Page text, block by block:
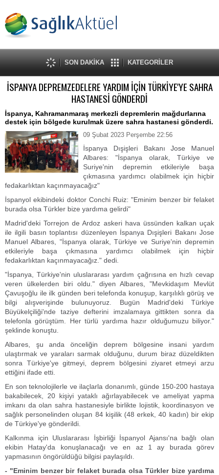
SON DAKİKA KATEGORİLER
İSPANYA DEPREMZEDELERE YARDIM İÇİN TÜRKİYE'YE SAHRA
HASTANESİ GÖNDERDİ
İspanya, Kahramanmaraş merkezli depremlerin mağdurlarına
destek için bölgede kurulmak üzere sahra hastanesi gönderdi.
09 Şubat 2023 Perşembe 22:56
İspanya Dışişleri Bakanı Jose Manuel
Albares: "İspanya olarak, Türkiye ve
Suriye'nin depremin etkileriyle başa
çıkmasına yardımcı olabilmek için hiçbir
fedakarlıktan kaçınmayacağız"
İspanyol ekibindeki doktor Conchi Ruiz: "Eminim benzer bir felaket
burada olsa Türkler bize yardıma gelirdi"
Madrid'deki Torrejon de Ardoz askeri hava üssünden kalkan uçak
ile ilgili basın toplantısı düzenleyen İspanya Dışişleri Bakanı Jose
Manuel Albares, "İspanya olarak, Türkiye ve Suriye'nin depremin
etkileriyle başa çıkmasına yardımcı olabilmek için hiçbir
fedakarlıktan kaçınmayacağız." dedi.
"İspanya, Türkiye'nin uluslararası yardım çağrısına en hızlı cevap
veren ülkelerden biri oldu." diyen Albares, "Mevkidaşım Mevlüt
Çavuşoğlu ile ilk günden beri telefonda konuşup, karşılıklı görüş ve
bilgi alışverişinde bulunuyoruz. Bugün Madrid'deki Türkiye
Büyükelçiliği'nde taziye defterini imzalamaya gittikten sonra da
telefonla görüştüm. Her türlü yardıma hazır olduğumuzu biliyor."
şeklinde konuştu.
Albares, şu anda önceliğin deprem bölgesine insani yardım
ulaştırmak ve yaraları sarmak olduğunu, durum biraz düzeldikten
sonra Türkiye'ye gitmeyi, deprem bölgesini ziyaret etmeyi arzu
ettiğini ifade etti.
En son teknolojilerle ve ilaçlarla donanımlı, günde 150-200 hastaya
bakabilecek, 20 kişiyi yataklı ağırlayabilecek ve ameliyat yapma
imkanı da olan sahra hastanesiyle birlikte lojistik, koordinasyon ve
sağlık personelinden oluşan 84 kişilik (48 erkek, 40 kadın) bir ekip
de Türkiye'ye gönderildi.
Kalkınma için Uluslararası İşbirliği İspanyol Ajansı'na bağlı olan
ekibin Hatay'da konuşlanacağı ve en az 1 ay burada görev
yapmasının öngörüldüğü bilgisi paylaşıldı.
- "Eminim benzer bir felaket burada olsa Türkler bize yardıma